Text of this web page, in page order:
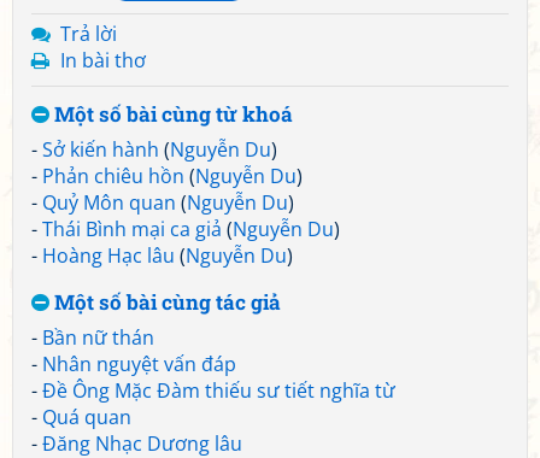
Trả lời
In bài thơ
Một số bài cùng từ khoá
-Sở kiến hành (Nguyễn Du)
- Phản chiêu hồn (Nguyễn Du)
- Quỷ Môn quan (Nguyễn Du)
-Thái Bình mại ca giả (Nguyễn Du)
- Hoàng Hạc lâu (Nguyễn Du)
Một số bài cùng tác giả
- Bần nữ thán
- Nhân nguyệt vấn đáp
-Đề Ông Mặc Đàm thiếu sư tiết nghĩa từ
- Quá quan
-Đăng Nhạc Dương lâu